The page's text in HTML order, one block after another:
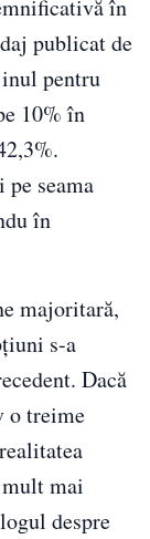
în
publicat de
pentru
10% în
pe seama
în
majoritară,
s-a
Dacă
o treime
mai
despre